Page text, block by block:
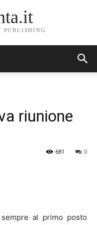
PUBLISHING
riunione
0
681
sempre al primo posto